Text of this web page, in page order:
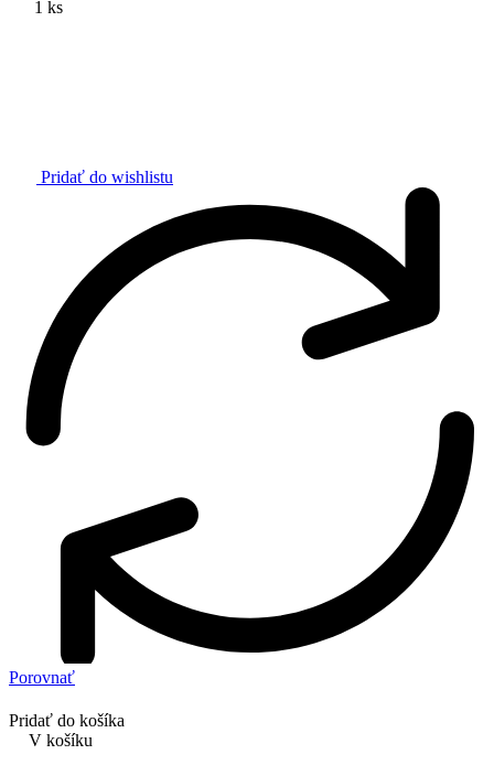
1 ks
Pridať do wishlistu
Porovnať
Pridať do košíka
V košíku